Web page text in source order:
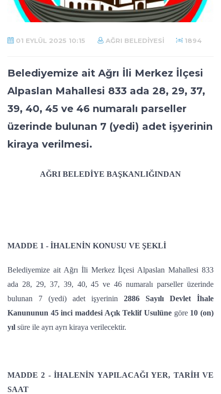
01 EYLÜL 2025 10:15 AĞRI BELEDIYESI 1894
Belediyemize ait Ağrı İli Merkez İlçesi
Alpaslan Mahallesi 833 ada 28, 29, 37,
39, 40, 45 ve 46 numaralı parseller
üzerinde bulunan 7 (yedi) adet işyerinin
kiraya verilmesi.
AĞRI BELEDİYE BAŞKANLIĞINDAN
MADDE 1 - İHALENİN KONUSU VE ŞEKLİ
Belediyemize ait Ağrı İli Merkez İlçesi Alpaslan Mahallesi 833
ada 28, 29, 37, 39, 40, 45 ve 46 numaralı parseller üzerinde
bulunan 7 (yedi) adet işyerinin 2886 Sayılı Devlet İhale
Kanununun 45inci maddesi Açık Teklif Usulüne göre 10 (on)
yıl süre ile ayrı ayrı kiraya verilecektir.
MADDE 2 - İHALENİN YAPILACAĞI YER, TARİH VE
SAAT